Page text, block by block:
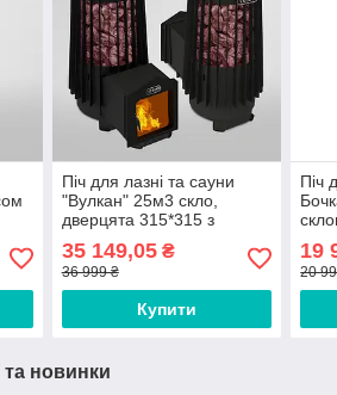
Піч для лазні та сауни
"Вулкан" 25м3 скло,
дверцята 315*315 з
35 149,05₴
36 999 ₴
Купити
Піч
19
20
та новинки